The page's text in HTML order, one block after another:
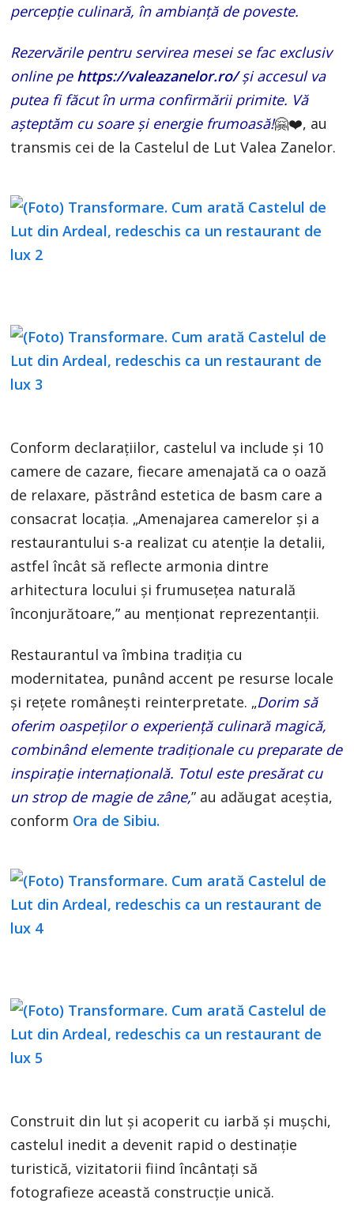
percepție culinară, în ambianță de poveste.
Rezervările pentru servirea mesei se fac exclusiv
online pe https://valeazanelor.ro/și accesul va
putea fi făcut în urma confirmării primite. Vă
așteptăm cu soare și energie frumoasă!🤗❤️, au
transmis cei de la Castelul de Lut Valea Zanelor.
Conform declarațiilor, castelul va include și 10
camere de cazare, fiecare amenajată ca o oază
de relaxare, păstrând estetica de basm care a
consacrat locația. „Amenajarea camerelor și a
restaurantului s-a realizat cu atenție la detalii,
astfel încât să reflecte armonia dintre
arhitectura locului și frumusețea naturală
înconjurătoare,” au menționat reprezentanții.
Restaurantul va îmbina tradiția cu
modernitatea, punând accent pe resurse locale
și rețete românești reinterpretate. „Dorim să
oferim oaspeților o experiență culinară magică,
combinând elemente tradiționale cu preparate de
inspirație internațională. Totul este presărat cu
un strop de magie de zâne,” au adăugat aceștia,
conform Ora de Sibiu.
Construit din lut și acoperit cu iarbă și mușchi,
castelul inedit a devenit rapid o destinație
turistică, vizitatorii fiind încântați să
fotografieze această construcție unică.